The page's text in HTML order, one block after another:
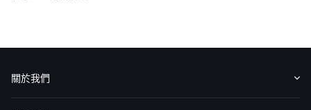
關於我們